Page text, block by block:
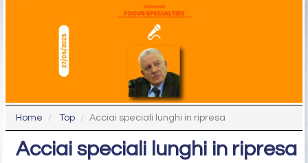
Home Top Acciai speciali lunghi in ripresa
Acciai speciali lunghi in ripresa